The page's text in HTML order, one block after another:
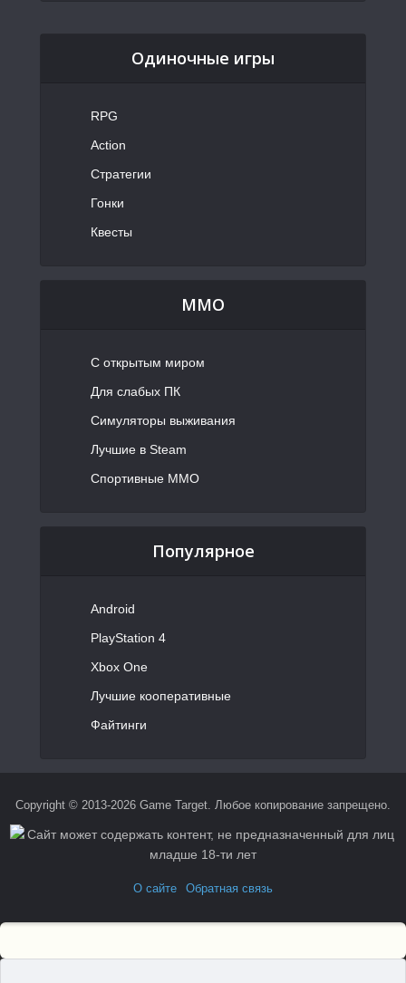
Одиночные игры
RPG
Action
Стратегии
Гонки
Квесты
MMO
С открытым миром
Для слабых ПК
Симуляторы выживания
Лучшие в Steam
Спортивные MMO
Популярное
Android
PlayStation 4
Xbox One
Лучшие кооперативные
Файтинги
Copyright © 2013-2026 Game Target. Любое копирование запрещено.
О сайте Обратная связь